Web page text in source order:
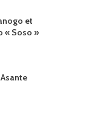
et
« Soso »